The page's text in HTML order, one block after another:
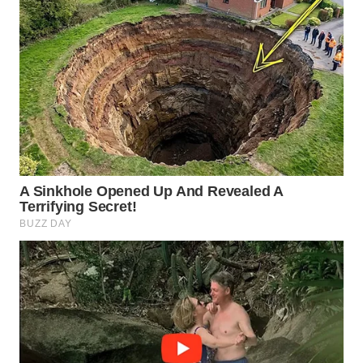
WN
INDRAMAYU
WN
KUNINGAN
WN
MAJALENGKA
WN
SUBANG
WN
SUKABUMI
WN
PURWAKARTA